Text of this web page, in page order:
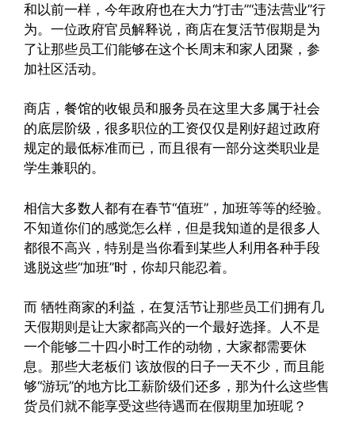
和以前一样，今年政府也在大力“打击”“违法营业”行
为。一位政府官员解释说，商店在复活节假期是为
了让那些员工们能够在这个长周末和家人团聚，参
加社区活动。
商店，餐馆的收银员和服务员在这里大多属于社会
的底层阶级，很多职位的工资仅仅是刚好超过政府
规定的最低标准而已，而且很有一部分这类职业是
学生兼职的。
相信大多数人都有在春节“值班”，加班等等的经验。
不知道你们的感觉怎么样，但是我知道的是很多人
都很不高兴，特别是当你看到某些人利用各种手段
逃脱这些“加班”时，你却只能忍着。
而 牺牲商家的利益，在复活节让那些员工们拥有几
天假期则是让大家都高兴的一个最好选择。人不是
一个能够二十四小时工作的动物，大家都需要休
息。那些大老板们 该放假的日子一天不少，而且能
够“游玩”的地方比工薪阶级们还多，那为什么这些售
货员们就不能享受这些待遇而在假期里加班呢？